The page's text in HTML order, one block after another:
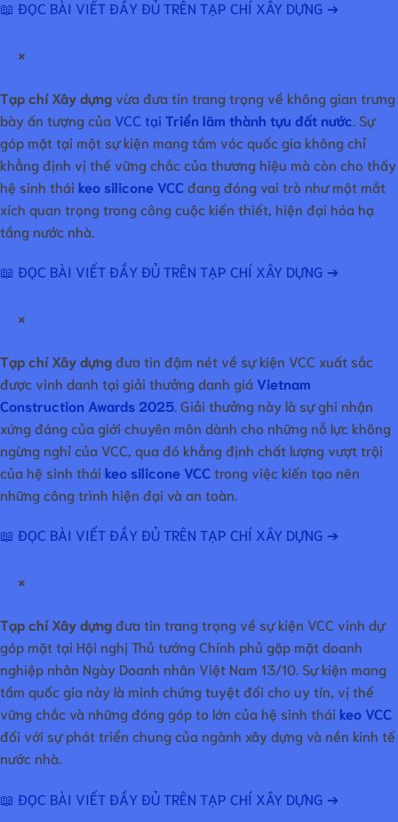
📖 ĐỌC BÀI VIẾT ĐẦY ĐỦ TRÊN TẠP CHÍ XÂY DỰNG ➔
×
Tạp chí Xây dựngvừa đưa tin trang trọng về không gian trưng
bày ấn tượng của VCC tại Triển lãm thành tựu đất nước . Sự
góp mặt tại một sự kiện mang tầm vóc quốc gia không chỉ
khẳng định vị thế vững chắc của thương hiệu mà còn cho thấy
hệ sinh thái keo silicone VCC đang đóng vai trò như một mắt
xích quan trọng trong công cuộc kiến thiết, hiện đại hóa hạ
tầng nước nhà.
📖 ĐỌC BÀI VIẾT ĐẦY ĐỦ TRÊN TẠP CHÍ XÂY DỰNG ➔
×
Tạp chí Xây dựngđưa tin đậm nét về sự kiện VCC xuất sắc
được vinh danh tại giải thưởng danh giá Vietnam
Construction Awards 2025 . Giải thưởng này là sự ghi nhận
xứng đáng của giới chuyên môn dành cho những nỗ lực không
ngừng nghỉ của VCC, qua đó khẳng định chất lượng vượt trội
của hệ sinh thái keo silicone VCC trong việc kiến tạo nên
những công trình hiện đại và an toàn.
📖 ĐỌC BÀI VIẾT ĐẦY ĐỦ TRÊN TẠP CHÍ XÂY DỰNG ➔
×
Tạp chí Xây dựngđưa tin trang trọng về sự kiện VCC vinh dự
góp mặt tại Hội nghị Thủ tướng Chính phủ gặp mặt doanh
nghiệp nhân Ngày Doanh nhân Việt Nam 13/10. Sự kiện mang
tầm quốc gia này là minh chứng tuyệt đối cho uy tín, vị thế
vững chắc và những đóng góp to lớn của hệ sinh thái keo VCC
đối với sự phát triển chung của ngành xây dựng và nền kinh tế
nước nhà.
📖 ĐỌC BÀI VIẾT ĐẦY ĐỦ TRÊN TẠP CHÍ XÂY DỰNG ➔